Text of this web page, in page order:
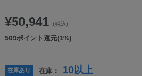
¥50,941 (税込)
509ポイント還元(1%)
在庫あり 在庫： 10以上